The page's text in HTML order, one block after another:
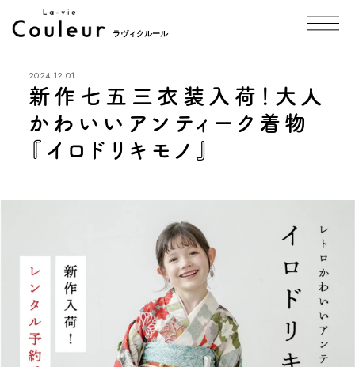
ラヴィクルール
2024.12.01
新作七五三衣装入荷！大人
かわいいアンティーク着物
『イロドリキモノ』